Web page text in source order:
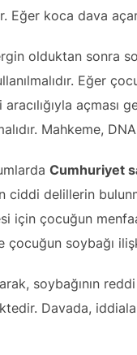
Eğer koca dava
olduktan sonra
Eğer
açması
Mahkeme,
Cumhuriyet
ciddi delillerin
için çocuğun
çocuğun soybağı
soybağının
Davada,